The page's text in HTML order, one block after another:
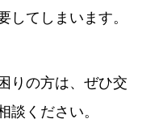
してしまいます。
りの方は、ぜひ交
談ください。